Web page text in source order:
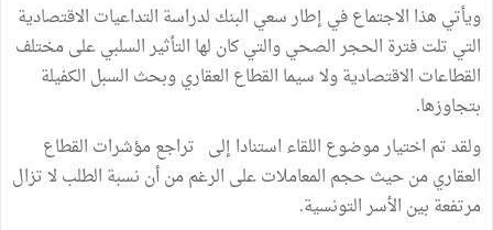
ويأتي هذا الاجتماع في إطار سعي البنك لدراسة التداعيات الاقتصادية
التي تلت فترة الحجر الصحي والتي كان لها التأثير السلبي على مختلف
القطاعات الاقتصادية ولا سيما القطاع العقاري وبحث السبل الكفيلة
بتجاوزها.
ولقد تم اختيار موضوع اللقاء استنادا إلى تراجع مؤشرات القطاع
العقاري من حيث حجم المعاملات على الرغم من أن نسبة الطلب لا تزال
مرتفعة بين الأسر التونسية.